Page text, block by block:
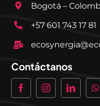
Bogotá –
+57 601 743 17 81
Contáctanos